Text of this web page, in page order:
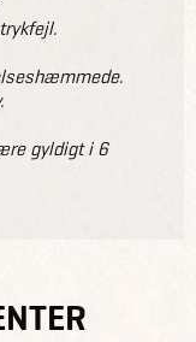
gyldigt i 6